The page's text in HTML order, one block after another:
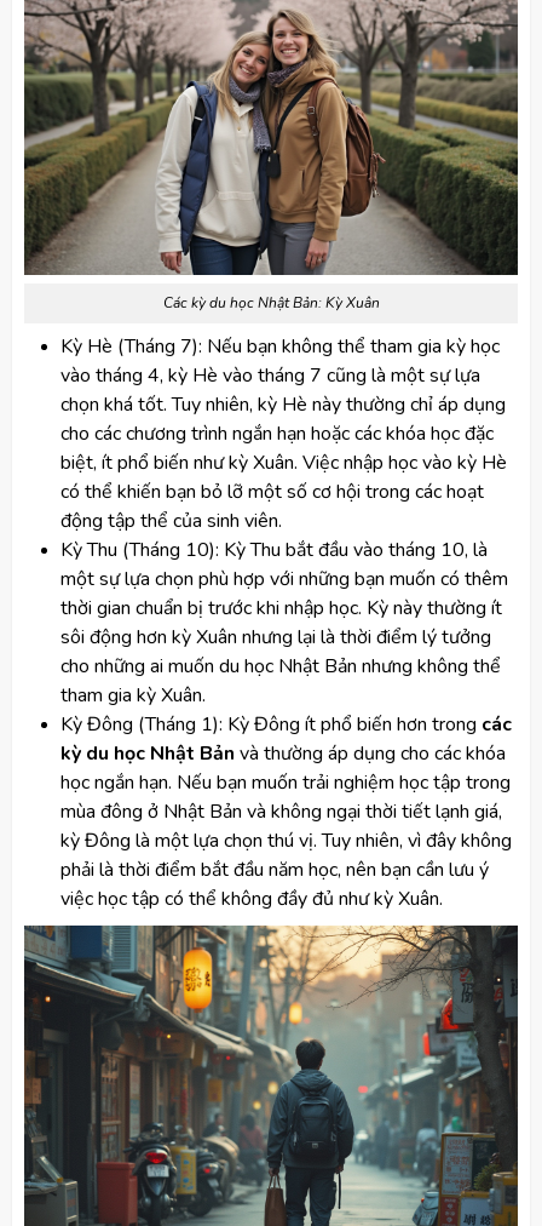
Các kỳ du học Nhật Bản: Kỳ Xuân
Kỳ Hè (Tháng 7): Nếu bạn không thể tham gia kỳ học
vào tháng 4, kỳ Hè vào tháng 7 cũng là một sự lựa
chọn khá tốt. Tuy nhiên, kỳ Hè này thường chỉ áp dụng
cho các chương trình ngắn hạn hoặc các khóa học đặc
biệt, ít phổ biến như kỳ Xuân. Việc nhập học vào kỳ Hè
có thể khiến bạn bỏ lỡ một số cơ hội trong các hoạt
động tập thể của sinh viên.
Kỳ Thu (Tháng 10): Kỳ Thu bắt đầu vào tháng 10, là
một sự lựa chọn phù hợp với những bạn muốn có thêm
thời gian chuẩn bị trước khi nhập học. Kỳ này thường ít
sôi động hơn kỳ Xuân nhưng lại là thời điểm lý tưởng
cho những ai muốn du học Nhật Bản nhưng không thể
tham gia kỳ Xuân.
Kỳ Đông (Tháng 1): Kỳ Đông ít phổ biến hơn trong các
kỳ du học Nhật Bản và thường áp dụng cho các khóa
học ngắn hạn. Nếu bạn muốn trải nghiệm học tập trong
mùa đông ở Nhật Bản và không ngại thời tiết lạnh giá,
kỳ Đông là một lựa chọn thú vị. Tuy nhiên, vì đây không
phải là thời điểm bắt đầu năm học, nên bạn cần lưu ý
việc học tập có thể không đầy đủ như kỳ Xuân.